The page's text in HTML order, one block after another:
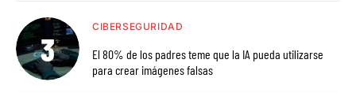
CIBERSEGURIDAD
El 80% de los padres teme que la IA pueda utilizarse
para crear imágenes falsas